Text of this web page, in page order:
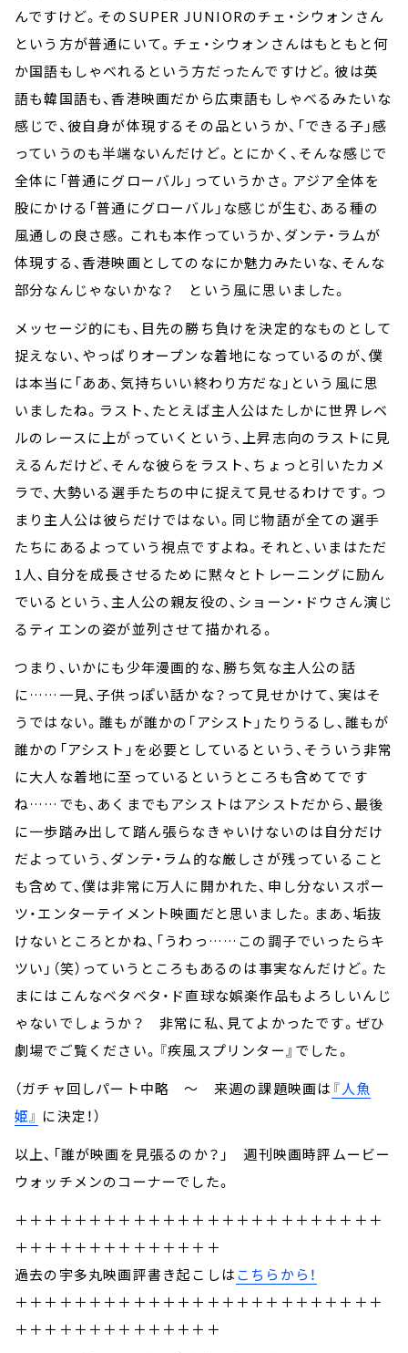
んですけど。そのSUPER JUNIORのチェ・シウォンさん
という方が普通にいて。チェ・シウォンさんはもともと何
か国語もしゃべれるという方だったんですけど。彼は英
語も韓国語も、香港映画だから広東語もしゃべるみたいな
感じで、彼自身が体現するその品というか、「できる子」感
っていうのも半端ないんだけど。とにかく、そんな感じで
全体に「普通にグローバル」っていうかさ。アジア全体を
股にかける「普通にグローバル」な感じが生む、ある種の
風通しの良さ感。これも本作っていうか、ダンテ・ラムが
体現する、香港映画としてのなにか魅力みたいな、そんな
部分なんじゃないかな？ という風に思いました。
メッセージ的にも、目先の勝ち負けを決定的なものとして
捉えない、やっぱりオープンな着地になっているのが、僕
は本当に「ああ、気持ちいい終わり方だな」という風に思
いましたね。ラスト、たとえば主人公はたしかに世界レベ
ルのレースに上がっていくという、上昇志向のラストに見
えるんだけど、そんな彼らをラスト、ちょっと引いたカメ
ラで、大勢いる選手たちの中に捉えて見せるわけです。つ
まり主人公は彼らだけではない。同じ物語が全ての選手
たちにあるよっていう視点ですよね。それと、いまはただ
1人、自分を成長させるために黙々とトレーニングに励ん
でいるという、主人公の親友役の、ショーン・ドウさん演じ
るティエンの姿が並列させて描かれる。
つまり、いかにも少年漫画的な、勝ち気な主人公の話
に……一見、子供っぽい話かな？って見せかけて、実はそ
うではない。誰もが誰かの「アシスト」たりうるし、誰もが
誰かの「アシスト」を必要としているという、そういう非常
に大人な着地に至っているというところも含めてです
ね……でも、あくまでもアシストはアシストだから、最後
に一歩踏み出して踏ん張らなきゃいけないのは自分だけ
だよっていう、ダンテ・ラム的な厳しさが残っていること
も含めて、僕は非常に万人に開かれた、申し分ないスポー
ツ・エンターテイメント映画だと思いました。まあ、垢抜
けないところとかね、「うわっ……この調子でいったらキ
ツい」（笑）っていうところもあるのは事実なんだけど。た
まにはこんなベタベタ・ド直球な娯楽作品もよろしいんじ
ゃないでしょうか？ 非常に私、見てよかったです。ぜひ
劇場でご覧ください。『疾風スプリンター』でした。
（ガチャ回しパート中略 ～ 来週の課題映画は 『人魚
姫』 に決定！）
以上、「誰が映画を見張るのか？」 週刊映画時評ムービー
ウォッチメンのコーナーでした。
＋＋＋＋＋＋＋＋＋＋＋＋＋＋＋＋＋＋＋＋＋＋＋＋＋
＋＋＋＋＋＋＋＋＋＋＋＋＋＋
過去の宇多丸映画評書き起こしはこちらから！
＋＋＋＋＋＋＋＋＋＋＋＋＋＋＋＋＋＋＋＋＋＋＋＋＋
＋＋＋＋＋＋＋＋＋＋＋＋＋＋